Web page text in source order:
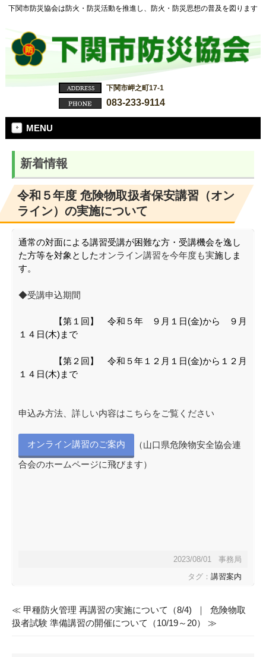
下関市防災協会は防火・防災活動を推進し、防火・防災思想の普及を図ります
下関市岬之町17-1
083-233-9114
MENU
新着情報
令和５年度 危険物取扱者保安講習（オン
ライン）の実施について
通常の対面による講習受講が困難な方・受講機会を逸し
た方等を対象としたオンライン講習を今年度も実施しま
す。
◆受講申込期間
【第１回】 令和５年 ９月１日(金)から ９月
１４日(木)まで
【第２回】 令和５年１２月１日(金)から１２月
１４日(木)まで
申込み方法、詳しい内容はこちらをご覧ください
オンライン講習のご案内
（山口県危険物安全協会連
合会のホームページに飛びます）
2023/08/01 事務局
タグ：講習案内
≪ 甲種防火管理 再講習の実施について（8/4) ｜ 危険物取
扱者試験 準備講習の開催について（10/19～20） ≫